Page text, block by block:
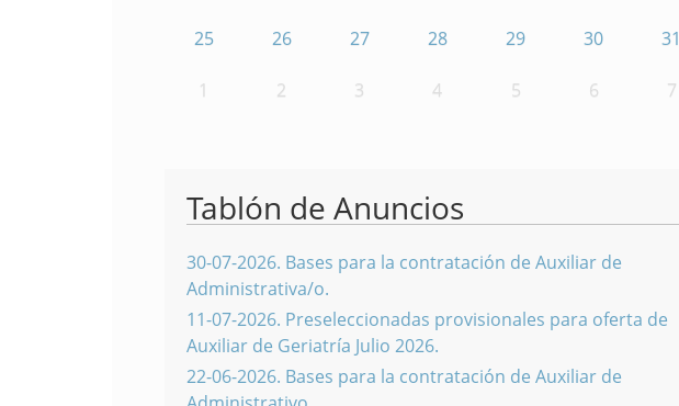
25 26 27 28 29 30 31
1 2 3 4 5 6 7
Tablón de Anuncios
30-07-2026. Bases para la contratación de Auxiliar de
Administrativa/o.
11-07-2026. Preseleccionadas provisionales para oferta de
Auxiliar de Geriatría Julio 2026.
22-06-2026. Bases para la contratación de Auxiliar de